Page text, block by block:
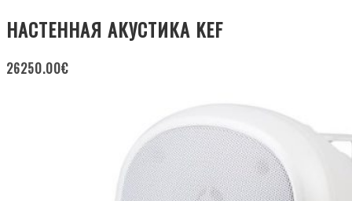
НАСТЕННАЯ АКУСТИКА KEF
26250.00€